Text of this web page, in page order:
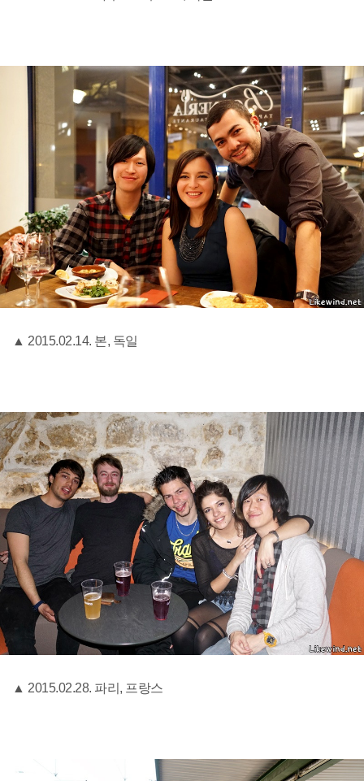
▲ 2015.02.14. 본, 독일
▲ 2015.02.28. 파리, 프랑스